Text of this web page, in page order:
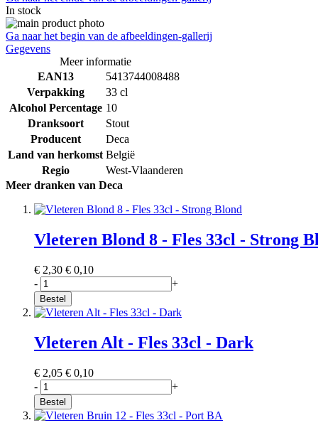
In stock
Ga naar het begin van de afbeeldingen-gallerij
Gegevens
Meer informatie
EAN13
5413744008488
Verpakking
33 cl
Alcohol Percentage 10
Dranksoort
Stout
Producent
Deca
Land van herkomst België
Regio
West-Vlaanderen
Meer dranken van Deca
Vleteren Blond 8 - Fles 33cl - Strong
€ 2,30 € 0,10
-
+
Bestel
Vleteren Alt - Fles 33cl - Dark
€ 2,05 € 0,10
-
+
Bestel